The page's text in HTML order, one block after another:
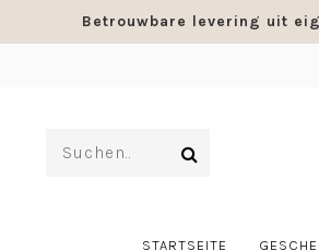
Betrouwbare levering uit
STARTSEITE